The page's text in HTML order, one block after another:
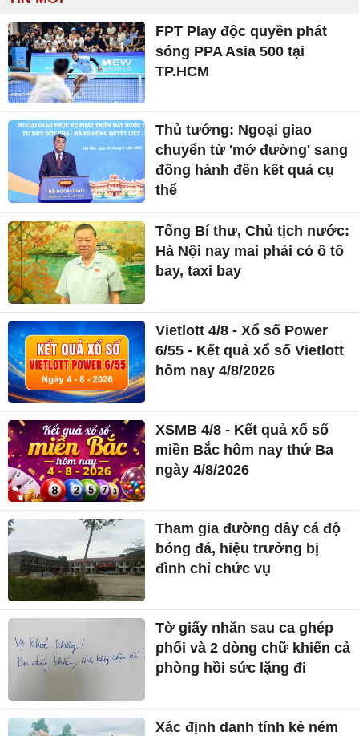
FPT Play độc quyền phát
sóng PPA Asia 500 tại
TP.HCM
Thủ tướng: Ngoại giao
chuyển từ 'mở đường' sang
đồng hành đến kết quả cụ
thể
Tổng Bí thư, Chủ tịch nước:
Hà Nội nay mai phải có ô tô
bay, taxi bay
Vietlott 4/8 - Xổ số Power
6/55 - Kết quả xổ số Vietlott
hôm nay 4/8/2026
XSMB 4/8 - Kết quả xổ số
miền Bắc hôm nay thứ Ba
ngày 4/8/2026
Tham gia đường dây cá độ
bóng đá, hiệu trưởng bị
đình chỉ chức vụ
Tờ giấy nhăn sau ca ghép
phổi và 2 dòng chữ khiến cả
phòng hồi sức lặng đi
Xác định danh tính kẻ ném